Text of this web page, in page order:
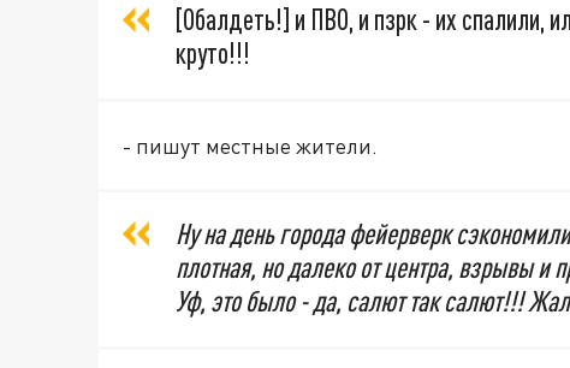
[Обалдеть!] и ПВО, и пзрк - их спалили,
круто!!!
- пишут местные жители.
Ну на день города фейерверк
плотная, но далеко от центра, взрывы и
Уф, это было - да, салют так салют!!!